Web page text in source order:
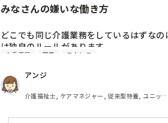
この件に関しては管理者宛に『私もどこか
は思いませんが、私が気に入らない職員に
がやったようにお土産を配らなくてもいい
についても一緒に…)についての手紙を作っ
ろなんですが…
たた、あくまで手紙(質問書)のなかのこと
ては、たとえ気に入らない職員がいたと
相手に合わせた対応をするということは、
はお相手をのけ者にしない、ハラスメント加
ないことが大切だと思います。
みなさんの嫌いな働き方
どこでも同じ介護業務をしているはずなの
は独自のルールがあります。
その中でもみなさんが、これだけは嫌だと
私は
連帯責任が強すぎる職場
働かない人のカバーが当たり前の職場
個々の仕事の領域と責任が曖昧な職場
人手不足 職員 ストレス
アンジ
介護福祉士, ケアマネジャー, 従来型特養, ユニット